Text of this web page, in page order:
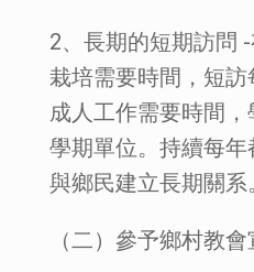
2、長期的短期訪問
栽培需要時間，短訪
成人工作需要時間
學期單位。持續每年
與鄉民建立長期關系
（二）參予鄉村教